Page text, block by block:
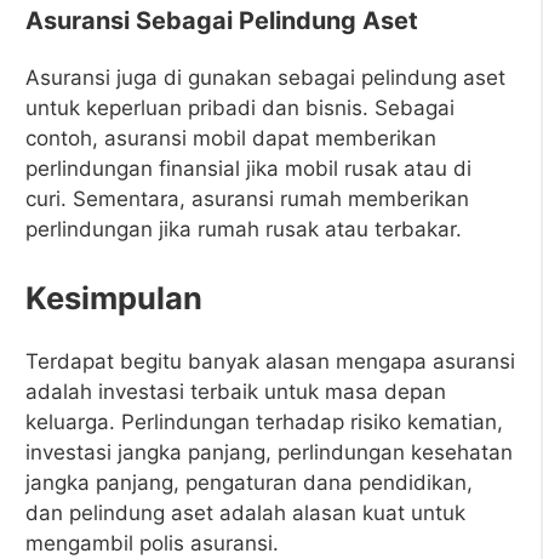
Asuransi Sebagai Pelindung Aset
Asuransi juga di gunakan sebagai pelindung aset
untuk keperluan pribadi dan bisnis. Sebagai
contoh, asuransi mobil dapat memberikan
perlindungan finansial jika mobil rusak atau di
curi. Sementara, asuransi rumah memberikan
perlindungan jika rumah rusak atau terbakar.
Kesimpulan
Terdapat begitu banyak alasan mengapa asuransi
adalah investasi terbaik untuk masa depan
keluarga. Perlindungan terhadap risiko kematian,
investasi jangka panjang, perlindungan kesehatan
jangka panjang, pengaturan dana pendidikan,
dan pelindung aset adalah alasan kuat untuk
mengambil polis asuransi.